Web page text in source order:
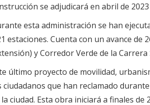
se adjudicará en abril de
esta administración se han
estaciones. Cuenta con un avance de
y Corredor Verde de la Carrera
último proyecto de movilidad,
ciudadanos que han reclamado
ciudad. Esta obra iniciará a finales de